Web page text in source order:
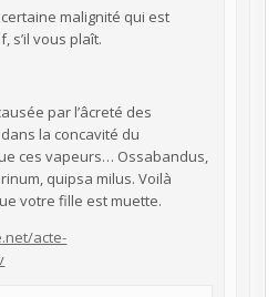
certaine malignité qui est
s’il vous plaît.
par l’âcreté des
la concavité du
ces vapeurs… Ossabandus,
quipsa milus. Voilà
votre fille est muette.
acte-